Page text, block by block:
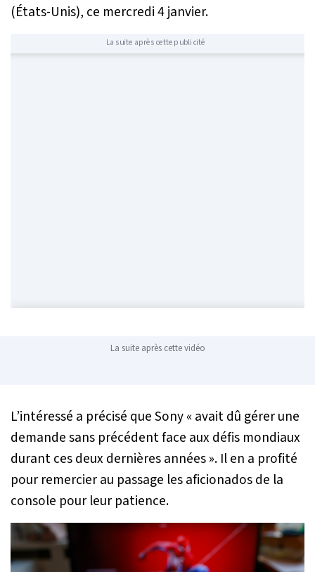
(États-Unis), ce mercredi 4 janvier.
La suite après cette publicité
La suite après cette vidéo
L’intéressé a précisé que Sony « avait dû gérer une
demande sans précédent face aux défis mondiaux
durant ces deux dernières années». Il en a profité
pour remercier au passage les aficionados de la
console pour leur patience.